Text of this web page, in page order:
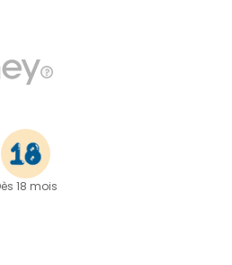
18 mois